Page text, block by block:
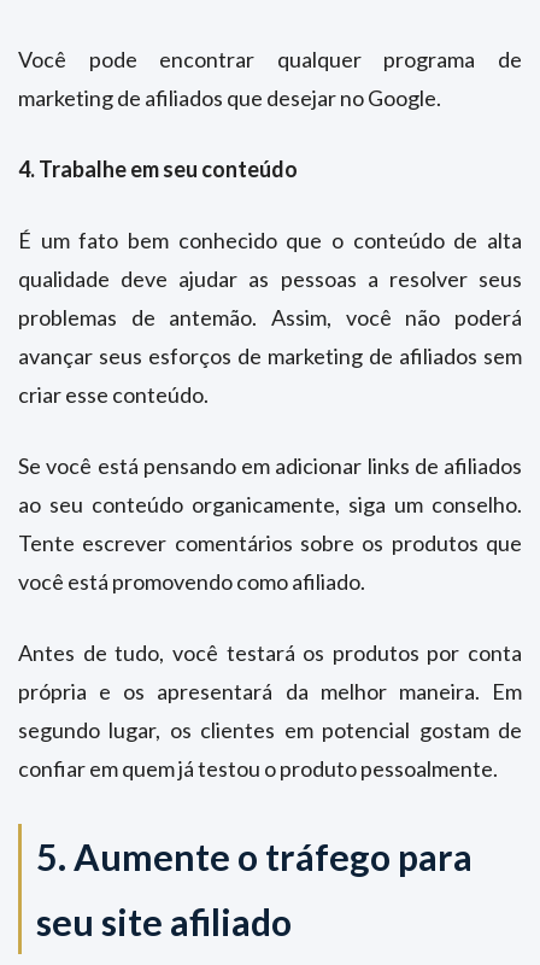
Você pode encontrar qualquer programa de
marketing de afiliados que desejar no Google.
4. Trabalhe em seu conteúdo
É um fato bem conhecido que o conteúdo de alta
qualidade deve ajudar as pessoas a resolver seus
problemas de antemão. Assim, você não poderá
avançar seus esforços de marketing de afiliados sem
criar esse conteúdo.
Se você está pensando em adicionar links de afiliados
ao seu conteúdo organicamente, siga um conselho.
Tente escrever comentários sobre os produtos que
você está promovendo como afiliado.
Antes de tudo, você testará os produtos por conta
própria e os apresentará da melhor maneira. Em
segundo lugar, os clientes em potencial gostam de
confiar em quem já testou o produto pessoalmente.
5. Aumente o tráfego para
seu site afiliado